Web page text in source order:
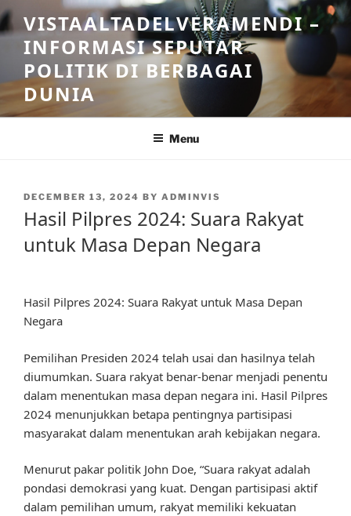
Skip
to
content
VISTAALTADELVERAMENDI –
INFORMASI SEPUTAR
POLITIK DI BERBAGAI
DUNIA
Menu
POSTED
DECEMBER 13, 2024 BY ADMINVIS
Hasil Pilpres 2024: Suara Rakyat
untuk Masa Depan Negara
Hasil Pilpres 2024: Suara Rakyat untuk Masa Depan
Negara
Pemilihan Presiden 2024 telah usai dan hasilnya telah
diumumkan. Suara rakyat benar-benar menjadi penentu
dalam menentukan masa depan negara ini. Hasil Pilpres
2024 menunjukkan betapa pentingnya partisipasi
masyarakat dalam menentukan arah kebijakan negara.
Menurut pakar politik John Doe, “Suara rakyat adalah
pondasi demokrasi yang kuat. Dengan partisipasi aktif
dalam pemilihan umum, rakyat memiliki kekuatan